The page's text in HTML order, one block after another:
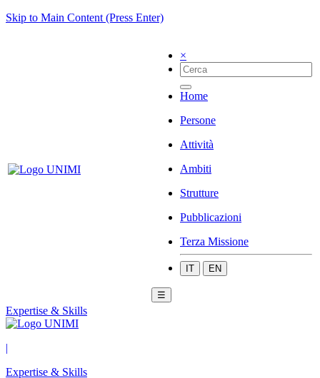
Skip to Main Content (Press Enter)
×
Home
Persone
Attività
Ambiti
Strutture
Pubblicazioni
Terza Missione
IT EN
☰
Expertise & Skills
|
Expertise & Skills